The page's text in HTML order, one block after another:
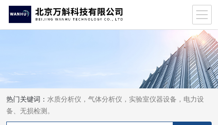
热门关键词： 水质分析仪，气体分析仪，实验室仪器设备，电力设
备、无损检测。